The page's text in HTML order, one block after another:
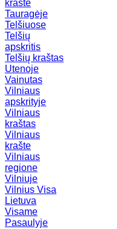
krašte
Tauragėje
Telšiuose
Telšių
apskritis
Telšių kraštas
Utenoje
Vainutas
Vilniaus
apskrityje
Vilniaus
kraštas
Vilniaus
krašte
Vilniaus
regione
Vilniuje
Vilnius Visa
Lietuva
Visame
Pasaulyje